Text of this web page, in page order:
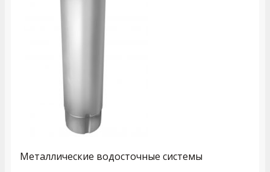
Металлические водосточные системы